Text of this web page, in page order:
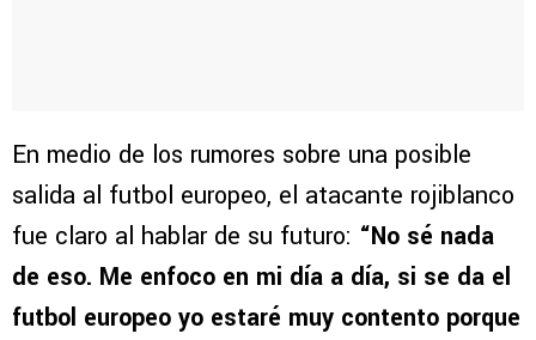
En medio de los rumores sobre una posible
salida al futbol europeo, el atacante rojiblanco
fue claro al hablar de su futuro: “No sé nada
de eso. Me enfoco en mi día a día, si se da el
futbol europeo yo estaré muy contento porque